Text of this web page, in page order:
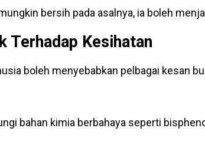
bersih pada asalnya, ia boleh
Terhadap Kesihatan
boleh menyebabkan pelbagai kesan
bahan kimia berbahaya seperti